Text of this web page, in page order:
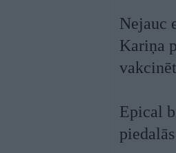
Nejauc
Kariņa
Epical